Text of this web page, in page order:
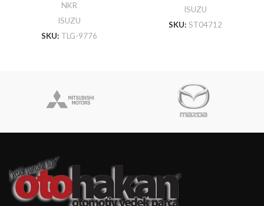
NKR
ISUZU
SKU: TLG-9776
ISUZU
SKU: ST04712